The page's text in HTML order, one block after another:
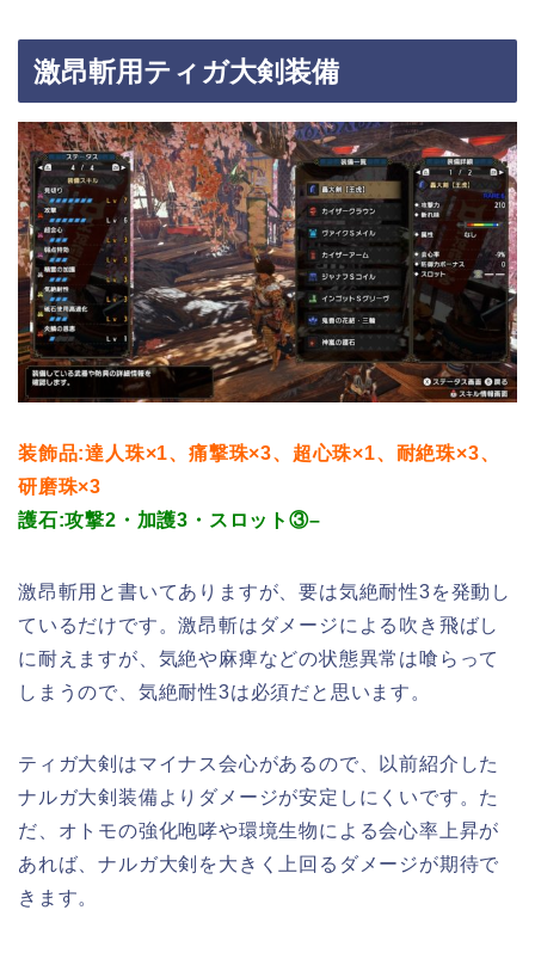
激昂斬用ティガ大剣装備
装飾品:達人珠×1、痛撃珠×3、超心珠×1、耐絶珠×3、
研磨珠×3
護石:攻撃2・加護3・スロット③–
激昂斬用と書いてありますが、要は気絶耐性3を発動し
ているだけです。激昂斬はダメージによる吹き飛ばし
に耐えますが、気絶や麻痺などの状態異常は喰らって
しまうので、気絶耐性3は必須だと思います。
ティガ大剣はマイナス会心があるので、以前紹介した
ナルガ大剣装備よりダメージが安定しにくいです。た
だ、オトモの強化咆哮や環境生物による会心率上昇が
あれば、ナルガ大剣を大きく上回るダメージが期待で
きます。